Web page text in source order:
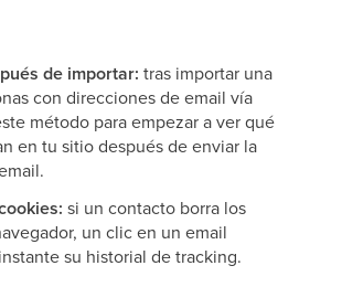
de importar: tras importar una
con direcciones de email vía
método para empezar a ver qué
en tu sitio después de enviar la
si un contacto borra los
un clic en un email
su historial de tracking.